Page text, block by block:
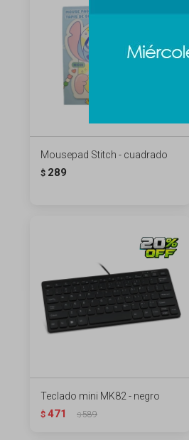
Mousepad Stitch - cuadrado
$ 289
Teclado mini MK82 - negro
$ 471 $589